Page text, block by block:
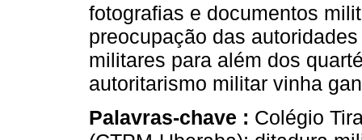
fotografias e documentos
preocupação das
militares para além dos
autoritarismo militar vinha
Palavras-chave : Colégio